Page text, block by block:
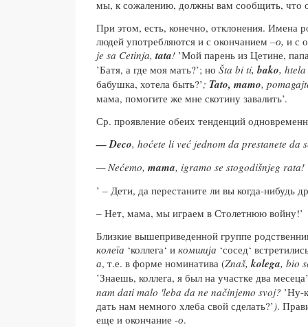
мы, к сожалению, должны вам сообщить, что
При этом, есть, конечно, отклонения. Имена
людей употребляются и с окончанием ­­ –о, и с
je sa Cetinja, tata! ’Мой парень из Цетине,
’Батя, а где моя мать?’; но Šta bi ti, bako, htela
бабушка, хотела быть?’; Tato, mamo,
мама, помогите же мне скотину завалить’.
Ср. проявление обеих тенденций
— Deco, hoćete li već jednom da prestanete da
— Nećemo, mama, igramo se stogodišnjeg rata!
’ – Дети, да перестаните ли вы когда-нибудь
– Нет, мама, мы играем в Столетнюю войну!’
Близкие вышеприведенной группе
колега ‘коллега‘ и комшија ‘сосед‘
а, т.е. в форме номинатива (Znaš, kolega, bio
’Знаешь, коллега, я был на участке два месеца’
nam dati malo 'leba da ne načinjemo svoj? ’Ну-
дать нам немного хлеба свой сделать?’).
еще и окончание -о.